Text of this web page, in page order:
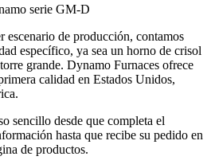
escenario de producción, contamos
específico, ya sea un horno de crisol
grande. Dynamo Furnaces ofrece
calidad en Estados Unidos,
sencillo desde que completa el
hasta que recibe su pedido en
de productos.